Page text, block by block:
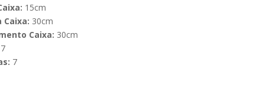
15cm
Caixa: 30cm
Caixa: 30cm
7
7